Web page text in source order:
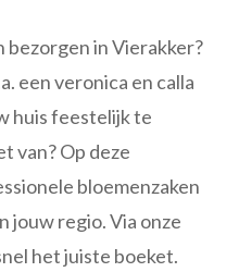
bezorgen in Vierakker?
een veronica en calla
huis feestelijk te
van? Op deze
bloemenzaken
jouw regio. Via onze
het juiste boeket.